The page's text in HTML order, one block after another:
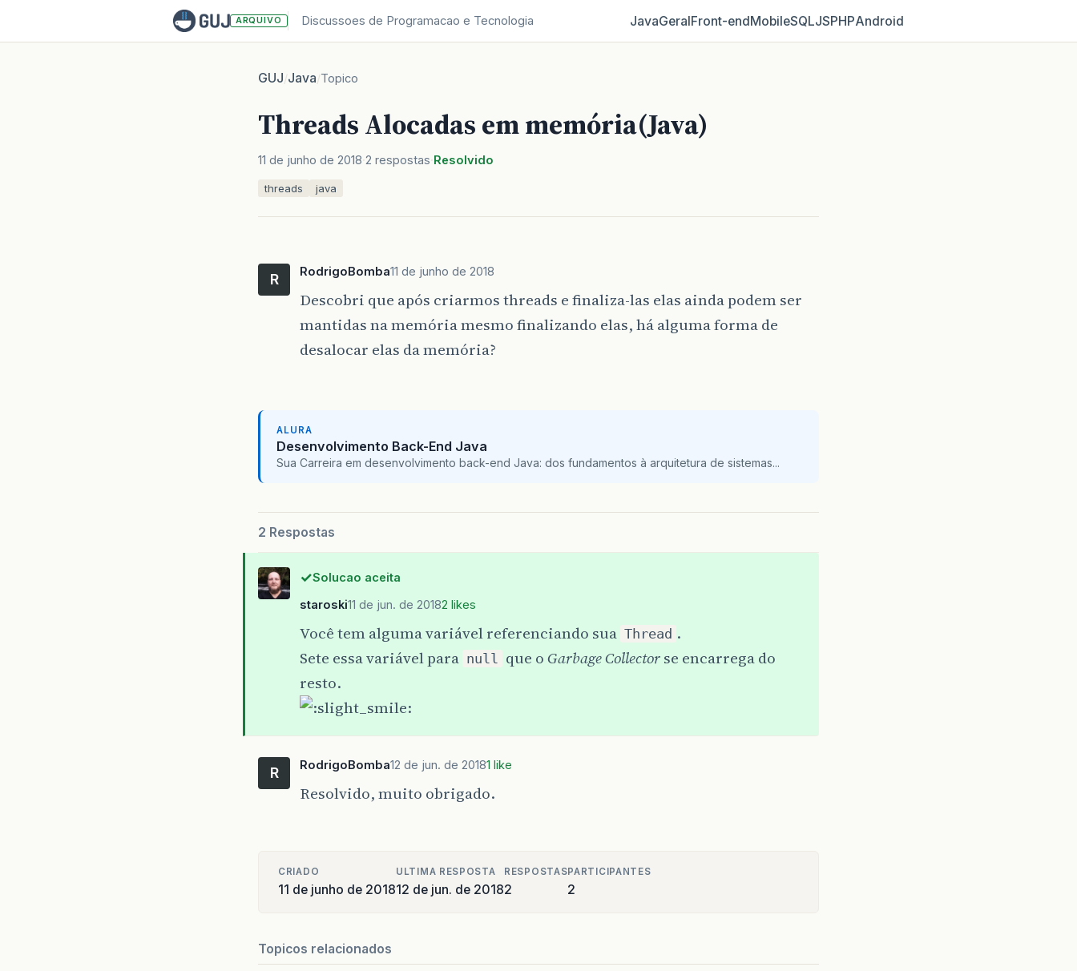
ARQUIVO Discussoes de Programacao e Tecnologia JavaGeralFront‑endMobileSQLJSPHPAndroid
GUJ/Java/Topico
Threads Alocadas em memória(Java)
11 de junho de 2018 2 respostas Resolvido
threads java
R RodrigoBomba11 de junho de 2018
Descobri que após criarmos threads e finaliza-las elas ainda podem ser
mantidas na memória mesmo finalizando elas, há alguma forma de
desalocar elas da memória?
ALURA
Desenvolvimento Back-End Java
Sua Carreira em desenvolvimento back-end Java: dos fundamentos à arquitetura de sistemas...
2 Respostas
Solucao aceita
staroski11 de jun. de 20182 likes
Você tem alguma variável referenciando sua Thread .
Sete essa variável para null que oGarbage Collectorse encarrega do
resto.
R RodrigoBomba12 de jun. de 20181 like
Resolvido, muito obrigado.
CRIADO
11 de junho de 2018
ULTIMA RESPOSTA
12 de jun. de 2018
RESPOSTAS
2
PARTICIPANTES
2
Topicos relacionados